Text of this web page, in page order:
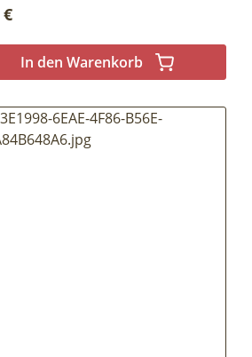
Preis:
In den Warenkorb